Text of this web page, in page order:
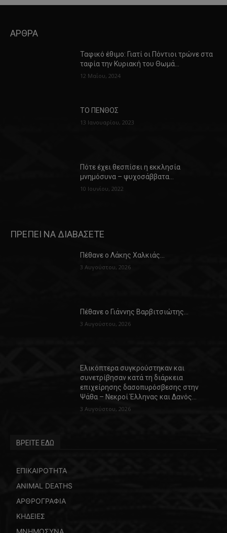
ΑΡΘΡΑ
Ταφικό έθιμο: Γιατί οι Πόντιοι τρώνε στα
ταφία την Κυριακή του Θωμά…
12 Μαΐου, 2024
ΤΟ ΠΕΝΘΟΣ
13 Ιανουαρίου, 2023
Πότε έχει θεσπίσει η εκκλησία
μνημόσυνα – ψυχοσάββατα…
10 Ιουνίου, 2022
ΠΡΕΠΕΙ ΝΑ ΔΙΑΒΑΣΕΤΕ
Πέθανε ο Λάκης Χαλκιάς…
3 Αυγούστου, 2026
Πέθανε ο Γιάννης Βαρβιτσιώτης…
3 Αυγούστου, 2026
Ελικόπτερα συγκρούστηκαν και
συνετρίβησαν κατά τη διάρκεια
επιχείρησης δασοπυρόσβεσης στην
Ψάθα – Νεκροί Έλληνας και Δανός…
3 Αυγούστου, 2026
ΒΡΕΙΤΕ ΕΔΩ
ΕΠΙΚΑΙΡΟΤΗΤΑ
ANIMAL DEATHS
ΑΡΘΡΟΓΡΑΦΙΑ
ΚΗΔΕΙΕΣ